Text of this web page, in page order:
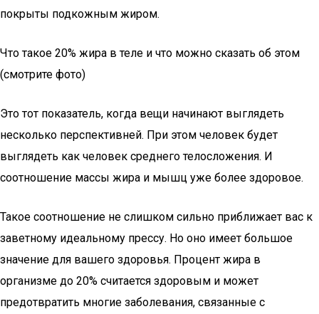
покрыты подкожным жиром.
Что такое 20% жира в теле и что можно сказать об этом
(смотрите фото)
Это тот показатель, когда вещи начинают выглядеть
несколько перспективней. При этом человек будет
выглядеть как человек среднего телосложения. И
соотношение массы жира и мышц уже более здоровое.
Такое соотношение не слишком сильно приближает вас к
заветному идеальному прессу. Но оно имеет большое
значение для вашего здоровья. Процент жира в
организме до 20% считается здоровым и может
предотвратить многие заболевания, связанные с